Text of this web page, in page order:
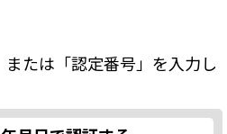
たは「認定番号」を入力し